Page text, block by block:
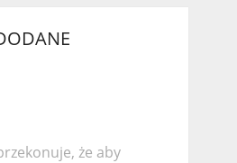
że ​​aby